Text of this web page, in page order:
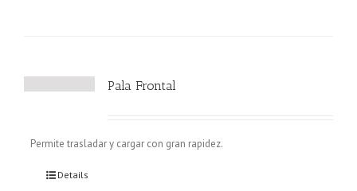
Pala Frontal
Permite trasladar y cargar con gran rapidez.
Details